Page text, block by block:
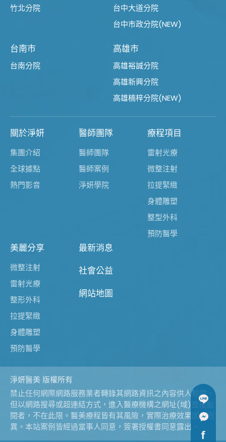
竹北分院
台中大道分院
台中市政分院(NEW)
台南市
台南分院
高雄市
高雄裕誠分院
高雄新興分院
高雄楠梓分院(NEW)
關於淨妍
集團介紹
全球據點
熱門影音
醫師團隊
醫師團隊
醫師案例
淨妍學院
療程項目
雷射光療
微整注射
拉提緊緻
身體雕塑
整型外科
預防醫學
美麗分享
微整注射
雷射光療
整形外科
拉提緊緻
身體雕塑
預防醫學
最新消息
社會公益
網站地圖
淨妍醫美 版權所有
禁止任何網際網路服務業者轉錄其網路資訊之內容供人點閱。
但以網路搜尋或超連結方式，進入醫療機構之網址(域)直接點
閱者，不在此限。醫美療程皆有其風險，實際治療效果因人而
異。本站案例皆經過當事人同意，簽署授權書同意露出。